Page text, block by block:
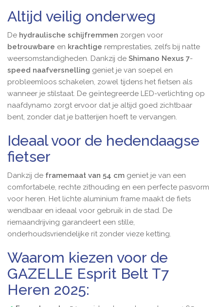
Altijd veilig onderweg
De hydraulische schijfremmen zorgen voor
betrouwbare en krachtige remprestaties, zelfs bij natte
weersomstandigheden. Dankzij de Shimano Nexus 7-
speed naafversnelling geniet je van soepel en
probleemloos schakelen, zowel tijdens het fietsen als
wanneer je stilstaat. De geïntegreerde LED-verlichting op
naafdynamo zorgt ervoor dat je altijd goed zichtbaar
bent, zonder dat je batterijen hoeft te vervangen.
Ideaal voor de hedendaagse
fietser
Dankzij de framemaat van 54 cm geniet je van een
comfortabele, rechte zithouding en een perfecte pasvorm
voor heren. Het lichte aluminium frame maakt de fiets
wendbaar en ideaal voor gebruik in de stad. De
riemaandrijving garandeert een stille,
onderhoudsvriendelijke rit zonder vieze ketting.
Waarom kiezen voor de
GAZELLE Esprit Belt T7
Heren 2025: